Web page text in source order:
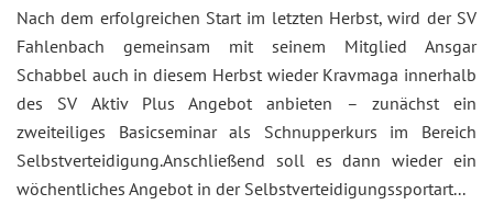
Nach dem erfolgreichen Start im letzten Herbst, wird der SV
Fahlenbach gemeinsam mit seinem Mitglied Ansgar
Schabbel auch in diesem Herbst wieder Kravmaga innerhalb
des SV Aktiv Plus Angebot anbieten – zunächst ein
zweiteiliges Basicseminar als Schnupperkurs im Bereich
Selbstverteidigung.Anschließend soll es dann wieder ein
wöchentliches Angebot in der Selbstverteidigungssportart...